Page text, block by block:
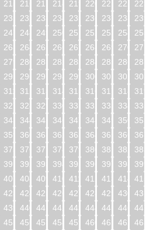
215 216 217 218 219 220 221 222
231 232 233 234 235 236 237 238
247 248 249 250 251 252 253 254
263 264 265 266 267 268 269 270
279 280 281 282 283 284 285 286
295 296 297 298 299 300 301 302
311 312 313 314 315 316 317 318
327 328 329 330 331 332 333 334
343 344 345 346 347 348 349 350
359 360 361 362 363 364 365 366
375 376 377 378 379 380 381 382
391 392 393 394 395 396 397 398
407 408 409 410 411 412 413 414
423 424 425 426 427 428 429 430
439 440 441 442 443 444 445 446
455 456 457 458 459 460 461 462